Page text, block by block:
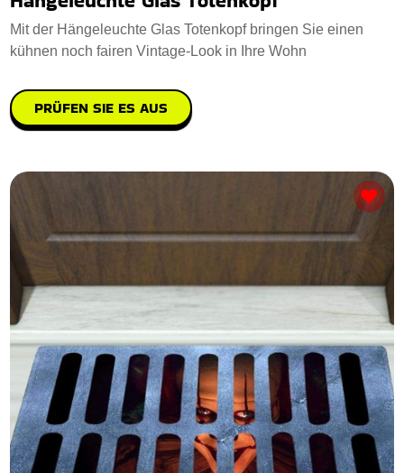
Mit der Hängeleuchte Glas Totenkopf bringen Sie einen
kühnen noch fairen Vintage-Look in Ihre Wohn
PRÜFEN SIE ES AUS